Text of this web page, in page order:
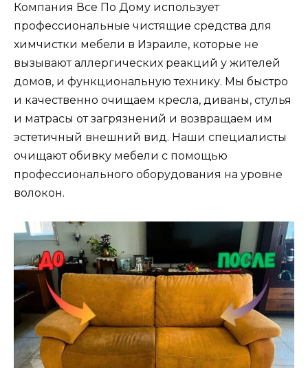
Компания Все По Дому использует
профессиональные чистящие средства для
химчистки мебели в Израиле, которые не
вызывают аллергических реакций у жителей
домов, и функциональную технику. Мы быстро
и качественно очищаем кресла, диваны, стулья
и матрасы от загрязнений и возвращаем им
эстетичный внешний вид. Наши специалисты
очищают обивку мебели с помощью
профессионального оборудования на уровне
волокон.